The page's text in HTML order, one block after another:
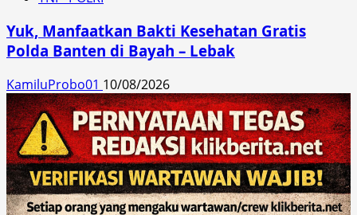
Yuk, Manfaatkan Bakti Kesehatan Gratis
Polda Banten di Bayah – Lebak
KamiluProbo01 10/08/2026